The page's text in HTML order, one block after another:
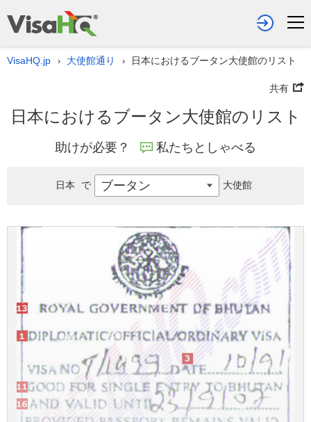
VisaHQ.jp › 大使館通り › 日本におけるブータン大使館のリスト
共有
日本におけるブータン大使館のリスト
助けが必要？ 私たちとしゃべる
日本 で ブータン 大使館